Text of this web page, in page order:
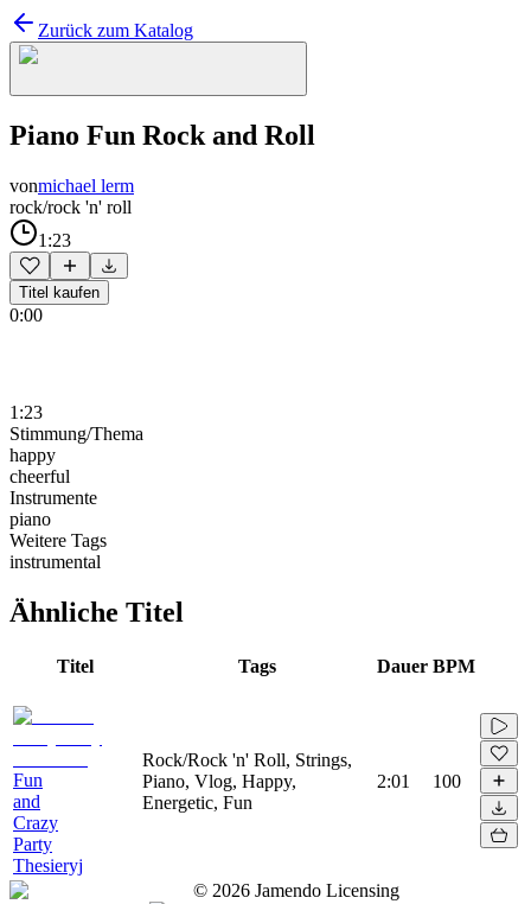
Zurück zum Katalog
Piano Fun Rock and Roll
vonmichael lerm
rock/rock 'n' roll
1:23
Titel kaufen
0:00
1:23
Stimmung/Thema
happy
cheerful
Instrumente
piano
Weitere Tags
instrumental
Ähnliche Titel
Titel Tags Dauer BPM
Fun
and
Crazy
Party
Thesieryj
Rock/Rock 'n' Roll, Strings,
Piano, Vlog, Happy,
Energetic, Fun
2:01 100
© 2026 Jamendo Licensing